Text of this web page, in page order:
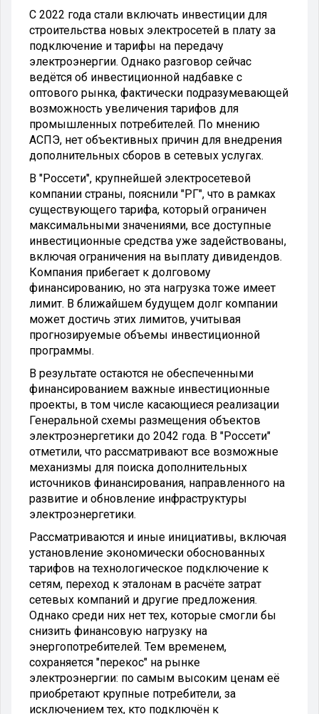
С 2022 года стали включать инвестиции для
строительства новых электросетей в плату за
подключение и тарифы на передачу
электроэнергии. Однако разговор сейчас
ведётся об инвестиционной надбавке с
оптового рынка, фактически подразумевающей
возможность увеличения тарифов для
промышленных потребителей. По мнению
АСПЭ, нет объективных причин для внедрения
дополнительных сборов в сетевых услугах.
В "Россети", крупнейшей электросетевой
компании страны, пояснили "РГ", что в рамках
существующего тарифа, который ограничен
максимальными значениями, все доступные
инвестиционные средства уже задействованы,
включая ограничения на выплату дивидендов.
Компания прибегает к долговому
финансированию, но эта нагрузка тоже имеет
лимит. В ближайшем будущем долг компании
может достичь этих лимитов, учитывая
прогнозируемые объемы инвестиционной
программы.
В результате остаются не обеспеченными
финансированием важные инвестиционные
проекты, в том числе касающиеся реализации
Генеральной схемы размещения объектов
электроэнергетики до 2042 года. В "Россети"
отметили, что рассматривают все возможные
механизмы для поиска дополнительных
источников финансирования, направленного на
развитие и обновление инфраструктуры
электроэнергетики.
Рассматриваются и иные инициативы, включая
установление экономически обоснованных
тарифов на технологическое подключение к
сетям, переход к эталонам в расчёте затрат
сетевых компаний и другие предложения.
Однако среди них нет тех, которые смогли бы
снизить финансовую нагрузку на
энергопотребителей. Тем временем,
сохраняется "перекос" на рынке
электроэнергии: по самым высоким ценам её
приобретают крупные потребители, за
исключением тех, кто подключён к